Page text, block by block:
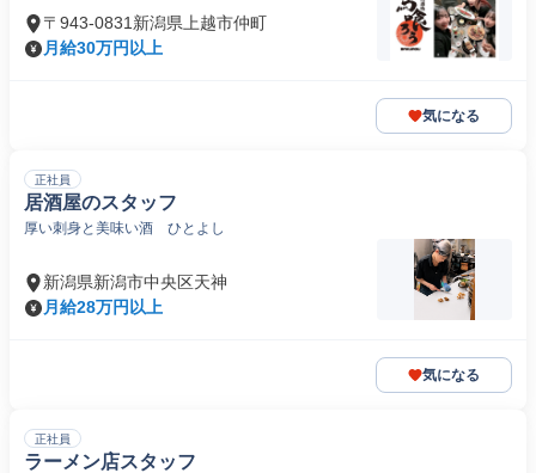
〒943-0831新潟県上越市仲町
月給30万円以上
気になる
正社員
居酒屋のスタッフ
厚い刺身と美味い酒 ひとよし
新潟県新潟市中央区天神
月給28万円以上
気になる
正社員
ラーメン店スタッフ